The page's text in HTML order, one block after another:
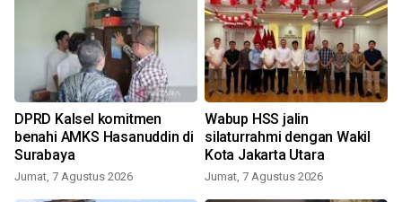
DPRD Kalsel komitmen
benahi AMKS Hasanuddin di
Surabaya
Jumat, 7 Agustus 2026
Wabup HSS jalin
silaturrahmi dengan Wakil
Kota Jakarta Utara
Jumat, 7 Agustus 2026